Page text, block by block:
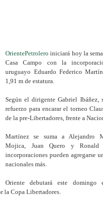
OrientePetrolero iniciará hoy la
Casa Campo con la
uruguayo Eduardo Federico
1,91 m de estatura.
Según el dirigente Gabriel Ibáñez,
refuerzo para encarar el torneo
de la pre-Libertadores, frente a
Martínez se suma a Alejandro
Mojica, Juan Quero y Ronald
incorporaciones pueden agregarse
nacionales más.
Oriente debutará este domingo
la Copa Libertadores